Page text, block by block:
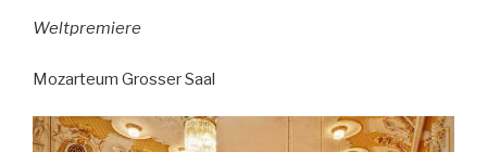
Weltpremiere
Mozarteum Grosser Saal